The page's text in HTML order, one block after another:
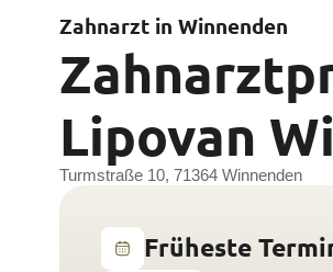
Zahnarzt in Winnenden
Lipovan
Turmstraße 10, 71364 Winnenden
Früheste